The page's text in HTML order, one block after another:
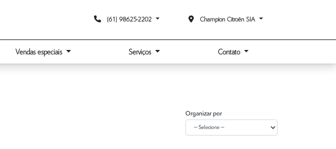
(61) 98625-2202 Champion Citroën SIA
Vendas especiais Serviços Contato
Organizar por